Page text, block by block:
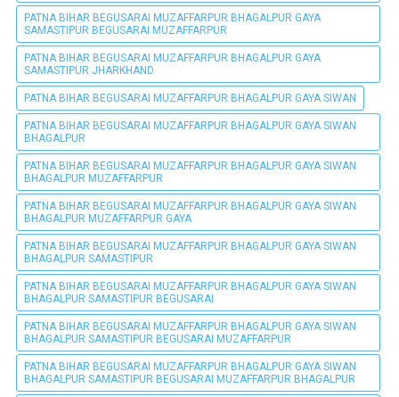
PATNA BIHAR BEGUSARAI MUZAFFARPUR BHAGALPUR GAYA
SAMASTIPUR BEGUSARAI MUZAFFARPUR
PATNA BIHAR BEGUSARAI MUZAFFARPUR BHAGALPUR GAYA
SAMASTIPUR JHARKHAND
PATNA BIHAR BEGUSARAI MUZAFFARPUR BHAGALPUR GAYA SIWAN
PATNA BIHAR BEGUSARAI MUZAFFARPUR BHAGALPUR GAYA SIWAN
BHAGALPUR
PATNA BIHAR BEGUSARAI MUZAFFARPUR BHAGALPUR GAYA SIWAN
BHAGALPUR MUZAFFARPUR
PATNA BIHAR BEGUSARAI MUZAFFARPUR BHAGALPUR GAYA SIWAN
BHAGALPUR MUZAFFARPUR GAYA
PATNA BIHAR BEGUSARAI MUZAFFARPUR BHAGALPUR GAYA SIWAN
BHAGALPUR SAMASTIPUR
PATNA BIHAR BEGUSARAI MUZAFFARPUR BHAGALPUR GAYA SIWAN
BHAGALPUR SAMASTIPUR BEGUSARAI
PATNA BIHAR BEGUSARAI MUZAFFARPUR BHAGALPUR GAYA SIWAN
BHAGALPUR SAMASTIPUR BEGUSARAI MUZAFFARPUR
PATNA BIHAR BEGUSARAI MUZAFFARPUR BHAGALPUR GAYA SIWAN
BHAGALPUR SAMASTIPUR BEGUSARAI MUZAFFARPUR BHAGALPUR